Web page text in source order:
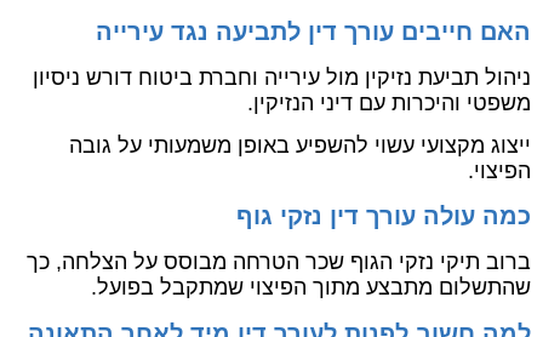
האם חייבים עורך דין לתביעה נגד עירייה
ניהול תביעת נזיקין מול עירייה וחברת ביטוח דורש ניסיון
משפטי והיכרות עם דיני הנזיקין.
ייצוג מקצועי עשוי להשפיע באופן משמעותי על גובה
הפיצוי.
כמה עולה עורך דין נזקי גוף
ברוב תיקי נזקי הגוף שכר הטרחה מבוסס על הצלחה, כך
שהתשלום מתבצע מתוך הפיצוי שמתקבל בפועל.